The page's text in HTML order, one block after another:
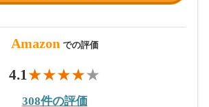
Amazon での評価
4.1
308件の評価